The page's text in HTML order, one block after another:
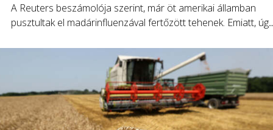
A Reuters beszámolója szerint, már öt amerikai államban
pusztultak el madárinfluenzával fertőzött tehenek. Emiatt, úgy
gazdasági károkat okozhat a gazdaságban, mint azt